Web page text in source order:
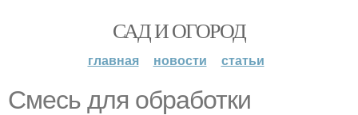
САД И ОГОРОД
главная новости статьи
Смесь для обработки